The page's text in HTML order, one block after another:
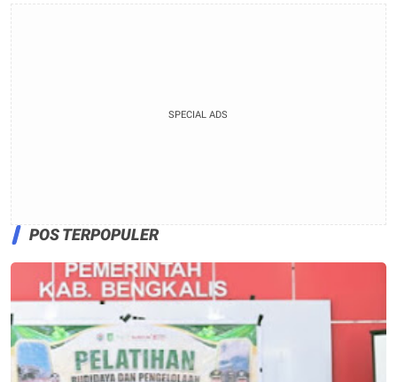
SPECIAL ADS
POS TERPOPULER